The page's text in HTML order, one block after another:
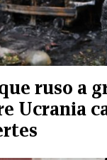
ruso a
Ucrania